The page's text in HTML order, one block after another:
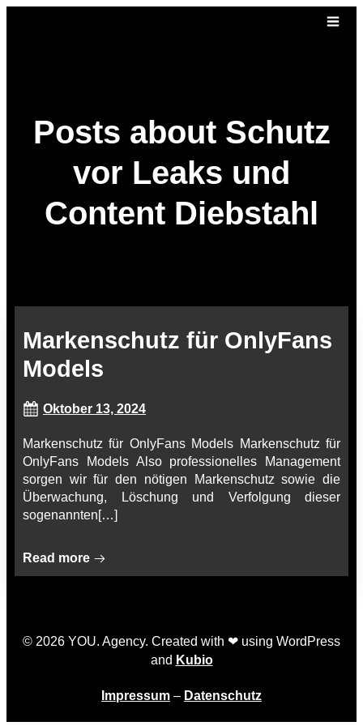
Posts about Schutz
vor Leaks und
Content Diebstahl
Markenschutz für OnlyFans
Models
Oktober 13, 2024
Markenschutz für OnlyFans Models Markenschutz für
OnlyFans Models Also professionelles Management
sorgen wir für den nötigen Markenschutz sowie die
Überwachung, Löschung und Verfolgung dieser
sogenannten[…]
Read more
© 2026 YOU. Agency. Created with ❤ using WordPress
and Kubio
Impressum – Datenschutz